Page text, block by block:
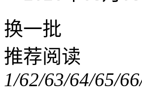
换一批
推荐阅读
1/62/63/64/65/6